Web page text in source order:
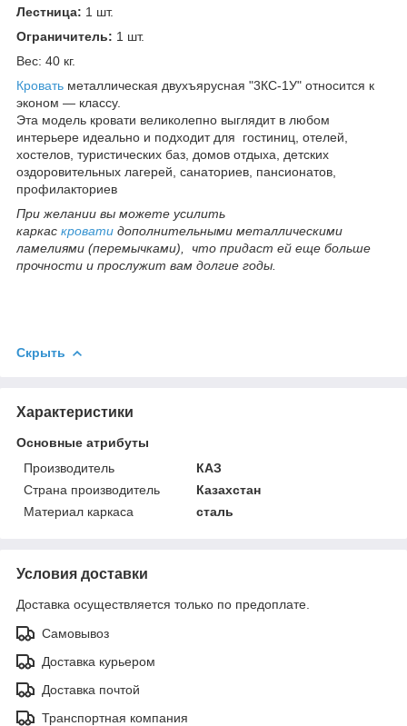
Лестница: 1 шт.
Ограничитель: 1 шт.
Вес: 40 кг.
Кровать металлическая двухъярусная "3КС-1У" относится к
эконом ― классу.
Эта модель кровати великолепно выглядит в любом
интерьере идеально и подходит для гостиниц, отелей,
хостелов, туристических баз, домов отдыха, детских
оздоровительных лагерей, санаториев, пансионатов,
профилакториев
При желании вы можете усилить
каркас кровати дополнительными металлическими
ламелиями (перемычками), что придаст ей еще больше
прочности и прослужит вам долгие годы.
Скрыть
Характеристики
Основные атрибуты
Производитель
КАЗ
Страна производитель
Казахстан
Материал каркаса
сталь
Условия доставки
Доставка осуществляется только по предоплате.
Самовывоз
Доставка курьером
Доставка почтой
Транспортная компания